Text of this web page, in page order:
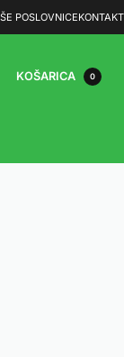
POSLOVNICEKONTAKT
KOŠARICA 0